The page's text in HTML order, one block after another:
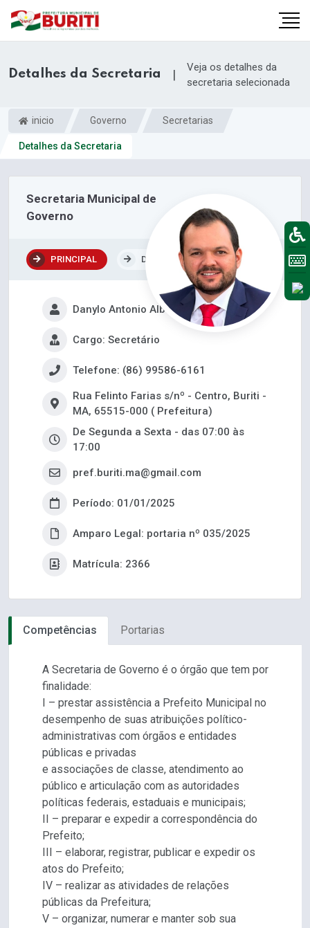
Detalhes da Secretaria |
Veja os detalhes da
secretaria selecionada
inicio Governo Secretarias
Detalhes da Secretaria
Secretaria Municipal de
Governo
PRINCIPAL DEPARTAMENTOS
Danylo Antonio Albuquerque Nunes
Cargo: Secretário
Telefone: (86) 99586-6161
Rua Felinto Farias s/nº - Centro, Buriti -
MA, 65515-000 ( Prefeitura)
De Segunda a Sexta - das 07:00 às
17:00
pref.buriti.ma@gmail.com
Período: 01/01/2025
Amparo Legal: portaria nº 035/2025
Matrícula: 2366
Competências Portarias
A Secretaria de Governo é o órgão que tem por
finalidade:
I – prestar assistência a Prefeito Municipal no
desempenho de suas atribuições político-
administrativas com órgãos e entidades
públicas e privadas
e associações de classe, atendimento ao
público e articulação com as autoridades
políticas federais, estaduais e municipais;
II – preparar e expedir a correspondência do
Prefeito;
III – elaborar, registrar, publicar e expedir os
atos do Prefeito;
IV – realizar as atividades de relações
públicas da Prefeitura;
V – organizar, numerar e manter sob sua